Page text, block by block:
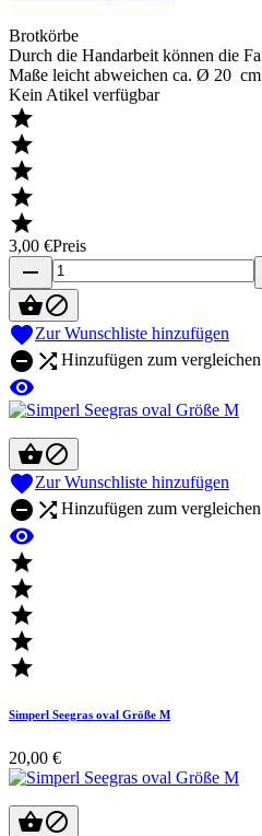
Brotkörbe
Durch die Handarbeit können die
Maße leicht abweichen ca. Ø 20 cm
Kein Atikel verfügbar





3,00 €Preis
remove

Zur Wunschliste hinzufügen
  Hinzufügen zum vergleichen


Zur Wunschliste hinzufügen
  Hinzufügen zum vergleichen






Simperl Seegras oval Größe M
20,00 €
